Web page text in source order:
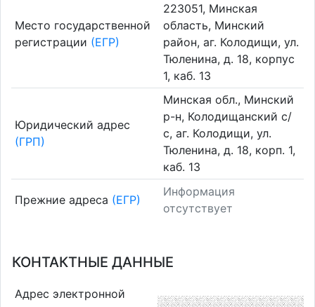
Место государственной
регистрации (ЕГР)
223051, Минская
область, Минский
район, аг. Колодищи, ул.
Тюленина, д. 18, корпус
1, каб. 13
Юридический адрес
(ГРП)
Минская обл., Минский
р-н, Колодищанский с/
с, аг. Колодищи, ул.
Тюленина, д. 18, корп. 1,
каб. 13
Прежние адреса (ЕГР)
Информация
отсутствует
КОНТАКТНЫЕ ДАННЫЕ
Адрес электронной